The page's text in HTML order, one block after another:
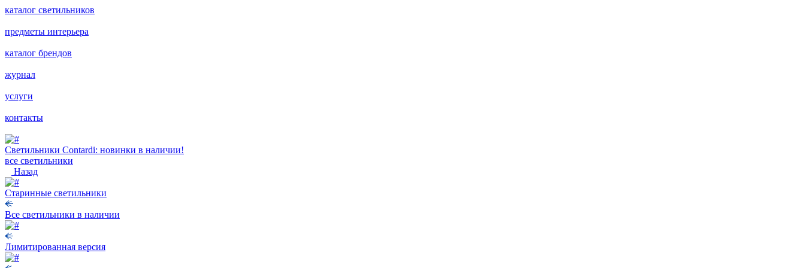
каталог светильников
предметы интерьера
каталог брендов
журнал
услуги
контакты
Светильники Contardi: новинки в наличии!
все светильники
Назад
Старинные светильники
Все светильники в наличии
Лимитированная версия